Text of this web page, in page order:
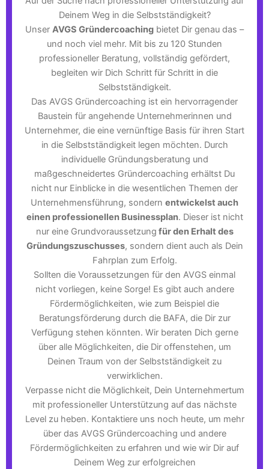
Deinem Weg in die Selbstständigkeit?
Unser AVGS Gründercoaching bietet Dir genau das –
und noch viel mehr. Mit bis zu 120 Stunden
professioneller Beratung, vollständig gefördert,
begleiten wir Dich Schritt für Schritt in die
Selbstständigkeit.
Das AVGS Gründercoaching ist ein hervorragender
Baustein für angehende Unternehmerinnen und
Unternehmer, die eine vernünftige Basis für ihren Start
in die Selbstständigkeit legen möchten. Durch
individuelle Gründungsberatung und
maßgeschneidertes Gründercoaching erhältst Du
nicht nur Einblicke in die wesentlichen Themen der
Unternehmensführung, sondern entwickelst auch
einen professionellen Businessplan. Dieser ist nicht
nur eine Grundvoraussetzung für den Erhalt des
Gründungszuschusses, sondern dient auch als Dein
Fahrplan zum Erfolg.
Sollten die Voraussetzungen für den AVGS einmal
nicht vorliegen, keine Sorge! Es gibt auch andere
Fördermöglichkeiten, wie zum Beispiel die
Beratungsförderung durch die BAFA, die Dir zur
Verfügung stehen könnten. Wir beraten Dich gerne
über alle Möglichkeiten, die Dir offenstehen, um
Deinen Traum von der Selbstständigkeit zu
verwirklichen.
Verpasse nicht die Möglichkeit, Dein Unternehmertum
mit professioneller Unterstützung auf das nächste
Level zu heben. Kontaktiere uns noch heute, um mehr
über das AVGS Gründercoaching und andere
Fördermöglichkeiten zu erfahren und wie wir Dir auf
Deinem Weg zur erfolgreichen